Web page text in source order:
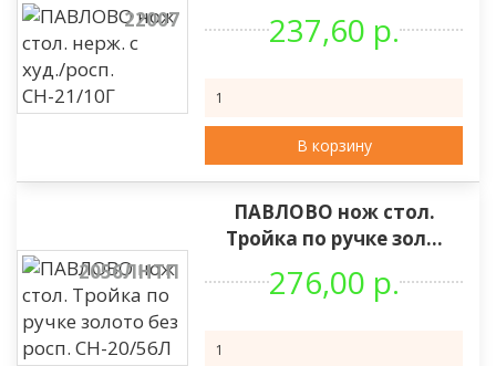
22007 237,60 р.
В корзину
2056ЛНТП
ПАВЛОВО нож стол.
Тройка по ручке зол...
276,00 р.